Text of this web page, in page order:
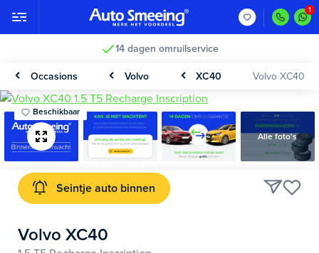
14 dagen omruilservice
Occasions Volvo XC40 Volvo XC40
Beschikbaar
Alle foto's
Seintje auto binnen
Volvo XC40